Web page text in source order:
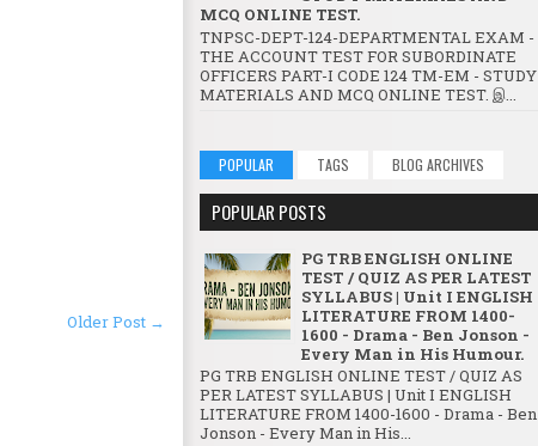
Older Post →
MCQ ONLINE TEST.
TNPSC-DEPT-124-DEPARTMENTAL EXAM -
THE ACCOUNT TEST FOR SUBORDINATE
OFFICERS PART-I CODE 124 TM-EM - STUDY
MATERIALS AND MCQ ONLINE TEST. இ...
POPULAR TAGS BLOG ARCHIVES
POPULAR POSTS
PG TRB ENGLISH ONLINE
TEST / QUIZ AS PER LATEST
SYLLABUS | Unit I ENGLISH
LITERATURE FROM 1400-
1600 - Drama - Ben Jonson -
Every Man in His Humour.
PG TRB ENGLISH ONLINE TEST / QUIZ AS
PER LATEST SYLLABUS | Unit I ENGLISH
LITERATURE FROM 1400-1600 - Drama - Ben
Jonson - Every Man in His...